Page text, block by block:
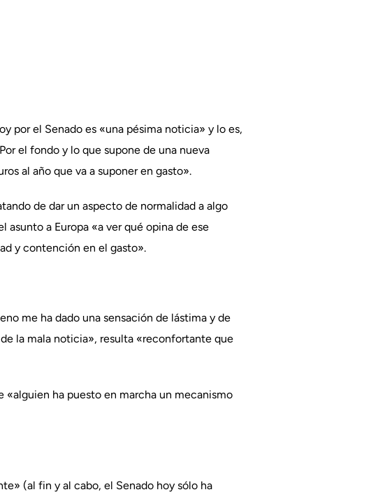
por el Senado es «una pésima noticia» y lo es,
el fondo y lo que supone de una nueva
al año que va a suponer en gasto».
de dar un aspecto de normalidad a algo
asunto a Europa «a ver qué opina de ese
y contención en el gasto».
me ha dado una sensación de lástima y de
la mala noticia», resulta «reconfortante que
«alguien ha puesto en marcha un mecanismo
(al fin y al cabo, el Senado hoy sólo ha